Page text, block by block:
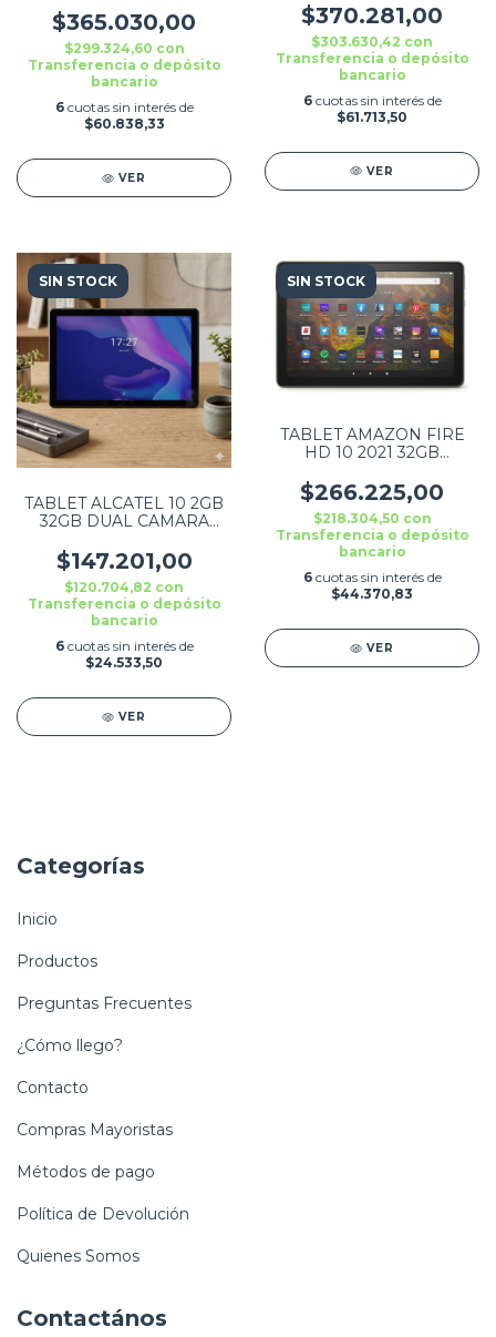
TURQUESA
$365.030,00
$299.324,60 con
Transferencia o depósito
bancario
6 cuotas sin interés de
$60.838,33
VER
WITH NEW 7" GLARE-
FREE BLACK
$370.281,00
$303.630,42 con
Transferencia o depósito
bancario
6 cuotas sin interés de
$61.713,50
VER
SIN STOCK
TABLET ALCATEL 10 2GB
32GB DUAL CAMARA
$147.201,00
$120.704,82 con
Transferencia o depósito
bancario
6 cuotas sin interés de
$24.533,50
VER
SIN STOCK
TABLET AMAZON FIRE
HD 10 2021 32GB
$266.225,00
$218.304,50 con
Transferencia o depósito
bancario
6 cuotas sin interés de
$44.370,83
VER
Categorías
Inicio
Productos
Preguntas Frecuentes
¿Cómo llego?
Contacto
Compras Mayoristas
Métodos de pago
Política de Devolución
Quienes Somos
Contactános